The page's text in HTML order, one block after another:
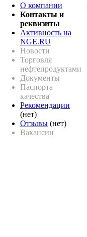
О компании
Контакты и
реквизиты
Активность на
NGE.RU
Новости
Торговля
нефтепродуктами
Документы
Паспорта
качества
Рекомендации
(нет)
Отзывы (нет)
Вакансии